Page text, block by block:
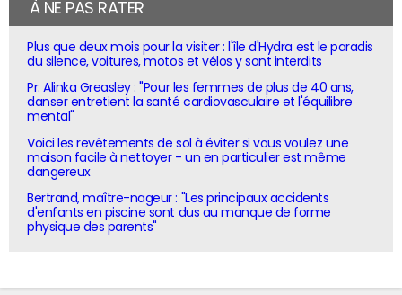
À NE PAS RATER
Plus que deux mois pour la visiter : l'île d'Hydra est le paradis
du silence, voitures, motos et vélos y sont interdits
Pr. Alinka Greasley : "Pour les femmes de plus de 40 ans,
danser entretient la santé cardiovasculaire et l'équilibre
mental"
Voici les revêtements de sol à éviter si vous voulez une
maison facile à nettoyer - un en particulier est même
dangereux
Bertrand, maître-nageur : "Les principaux accidents
d'enfants en piscine sont dus au manque de forme
physique des parents"